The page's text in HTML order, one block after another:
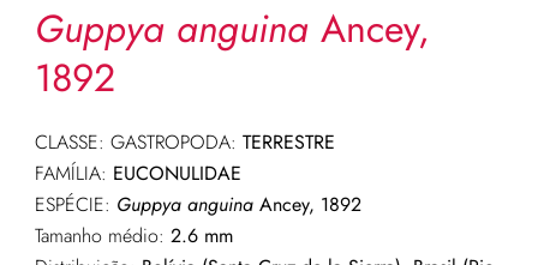
Guppya anguinaAncey,
1892
CLASSE: GASTROPODA: TERRESTRE
FAMÍLIA: EUCONULIDAE
ESPÉCIE: Guppya anguinaAncey, 1892
Tamanho médio: 2.6 mm